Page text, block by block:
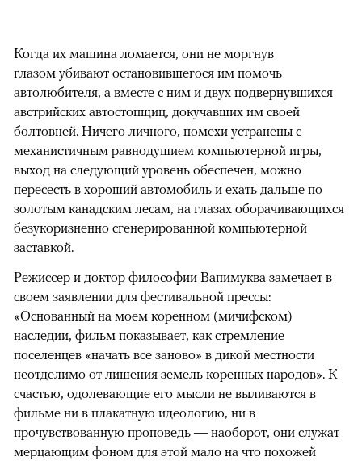
Когда их машина ломается, они не моргнув
глазом убивают остановившегося им помочь
автолюбителя, а вместе с ним и двух подвернувшихся
австрийских автостопщиц, докучавших им своей
болтовней. Ничего личного, помехи устранены с
механистичным равнодушием компьютерной игры,
выход на следующий уровень обеспечен, можно
пересесть в хороший автомобиль и ехать дальше по
золотым канадским лесам, на глазах оборачивающихся
безукоризненно сгенерированной компьютерной
заставкой.
Режиссер и доктор философии Вапимуква замечает в
своем заявлении для фестивальной прессы:
«Основанный на моем коренном (мичифском)
наследии, фильм показывает, как стремление
поселенцев «начать все заново» в дикой местности
неотделимо от лишения земель коренных народов». К
счастью, одолевающие его мысли не выливаются в
фильме ни в плакатную идеологию, ни в
прочувствованную проповедь — наоборот, они служат
мерцающим фоном для этой мало на что похожей